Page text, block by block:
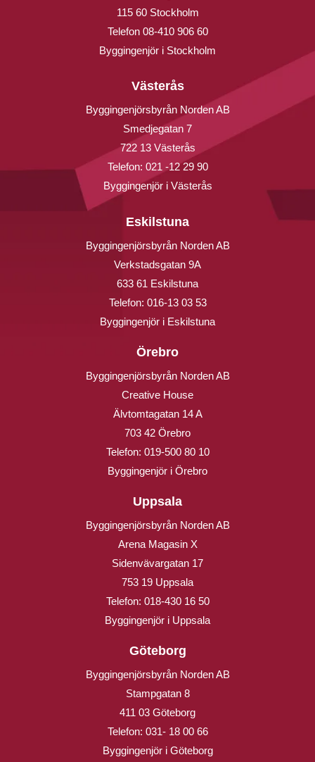
115 60 Stockholm
Telefon 08-410 906 60
Byggingenjör i Stockholm
Västerås
Byggingenjörsbyrån Norden AB
Smedjegatan 7
722 13 Västerås
Telefon: 021 -12 29 90
Byggingenjör i Västerås
Eskilstuna
Byggingenjörsbyrån Norden AB
Verkstadsgatan 9A
633 61 Eskilstuna
Telefon: 016-13 03 53
Byggingenjör i Eskilstuna
Örebro
Byggingenjörsbyrån Norden AB
Creative House
Älvtomtagatan 14 A
703 42 Örebro
Telefon: 019-500 80 10
Byggingenjör i Örebro
Uppsala
Byggingenjörsbyrån Norden AB
Arena Magasin X
Sidenvävargatan 17
753 19 Uppsala
Telefon: 018-430 16 50
Byggingenjör i Uppsala
Göteborg
Byggingenjörsbyrån Norden AB
Stampgatan 8
411 03 Göteborg
Telefon: 031- 18 00 66
Byggingenjör i Göteborg